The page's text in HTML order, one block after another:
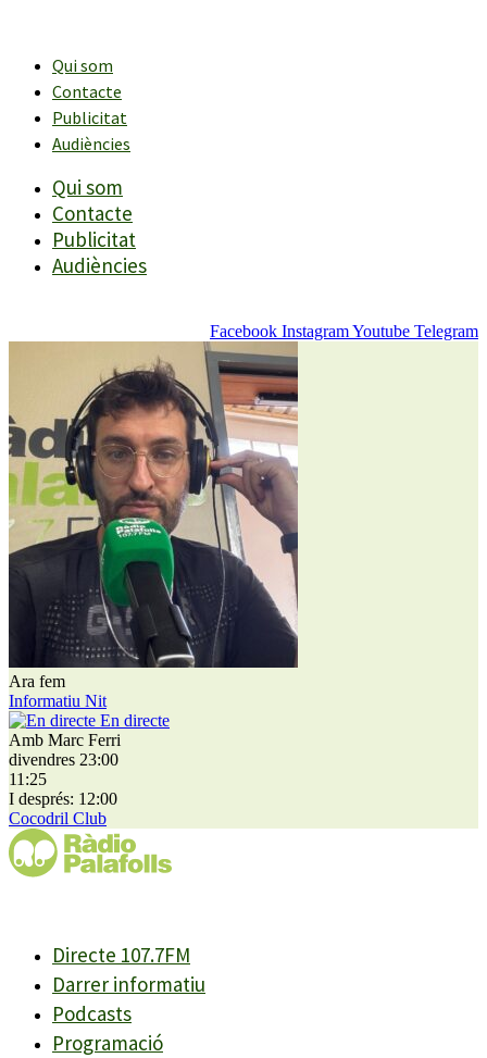
contingutQui som
Contacte
Publicitat
Audiències
Qui som
Contacte
Publicitat
Audiències
Facebook InstagramYoutube Telegram
Ara fem
Informatiu Nit
En directe
Amb Marc Ferri
divendres 23:00
11:25
I després: 12:00
Cocodril Club
Directe 107.7FM
Darrer informatiu
Podcasts
Programació